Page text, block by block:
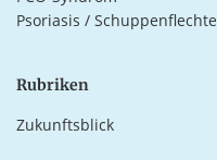
Psoriasis / Schuppenflechte
Rubriken
Zukunftsblick